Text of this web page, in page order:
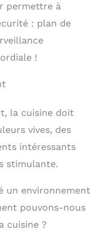
permettre à
: plan de
!
la cuisine doit
vives, des
intéressants
stimulante.
un environnement
pouvons-nous
cuisine ?